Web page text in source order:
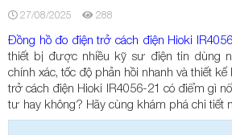
27/08/2025 288
Đồng hồ đo điện trở cách điện Hioki
thiết bị được nhiều kỹ sư điện tin dùng
chính xác, tốc độ phản hồi nhanh và thiết
trở cách điện Hioki IR4056-21 có điểm gì
tư hay không? Hãy cùng khám phá chi tiết